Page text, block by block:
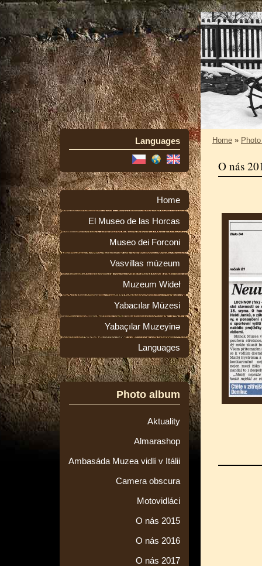
Languages
Home
El Museo de las Horcas
Museo dei Forconi
Vasvillas múzeum
Muzeum Wideł
Yabacılar Müzesi
Yabaçılar Muzeyinə
Languages
Photo album
Aktuality
Almarashop
Ambasáda Muzea vidlí v Itálii
Camera obscura
Motovidláci
O nás 2015
O nás 2016
O nás 2017
Home »
O nás